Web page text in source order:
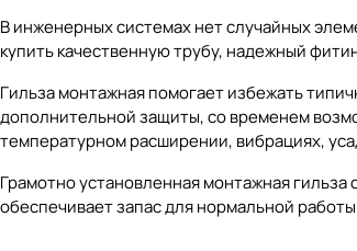
В инженерных системах нет случайных
купить качественную трубу, надежный
Гильза монтажная помогает избежать
дополнительной защиты, со временем
температурном расширении, вибрациях,
Грамотно установленная монтажная
обеспечивает запас для нормальной